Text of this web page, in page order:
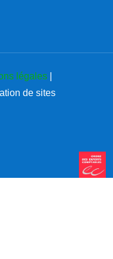
légales
de sites